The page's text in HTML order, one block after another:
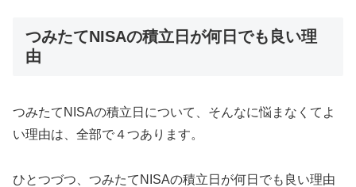
つみたてNISAの積立日が何日でも良い理
由
つみたてNISAの積立日について、そんなに悩まなくてよ
い理由は、全部で４つあります。
ひとつづつ、つみたてNISAの積立日が何日でも良い理由